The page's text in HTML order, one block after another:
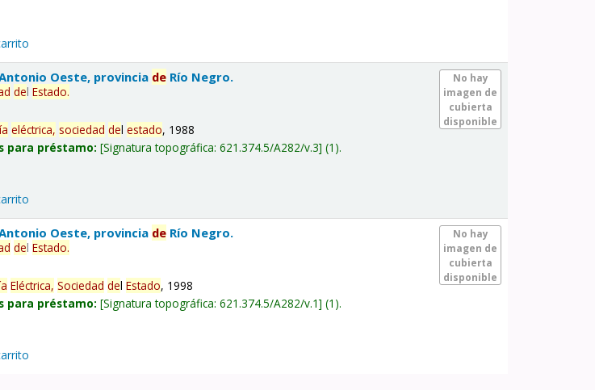
No hay
imagen de
cubierta
disponible
Oeste, provincia de Río Negro.
delEstado.
eléctrica, sociedad delestado, 1988
para préstamo: Signatura topográfica:621.374.5/A282/v.3 (1).
No hay
imagen de
cubierta
disponible
Oeste, provincia de Río Negro.
delEstado.
Eléctrica, Sociedad delEstado, 1998
para préstamo: Signatura topográfica:621.374.5/A282/v.1 (1).